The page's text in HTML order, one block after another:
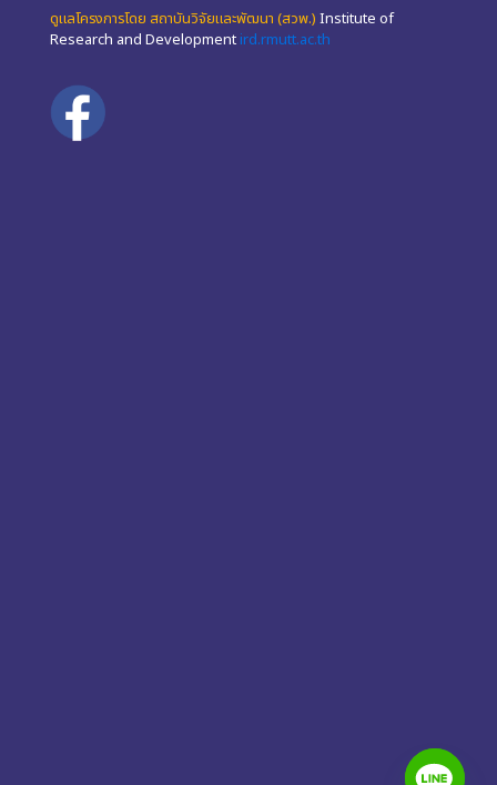
ดูแลโครงการโดย สถาบันวิจัยและพัฒนา (สวพ.) Institute of
Research and Development ird.rmutt.ac.th